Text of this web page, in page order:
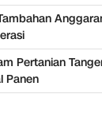
Pertanian
Panen